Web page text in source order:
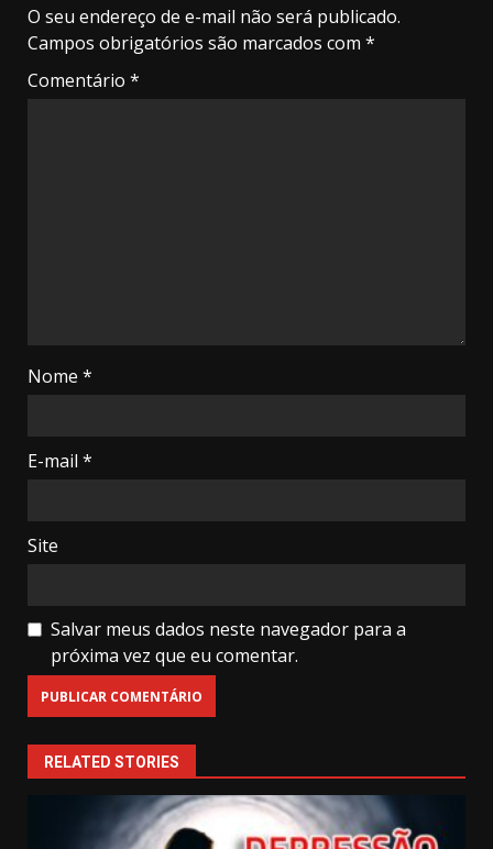
O seu endereço de e-mail não será publicado.
Campos obrigatórios são marcados com *
Comentário *
Nome *
E-mail *
Site
Salvar meus dados neste navegador para a
próxima vez que eu comentar.
RELATED STORIES